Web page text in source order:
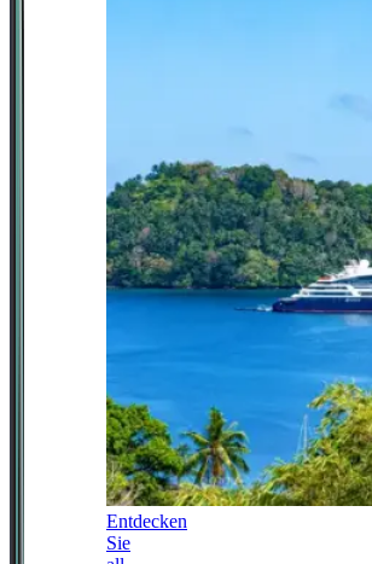
Entdecken
Sie